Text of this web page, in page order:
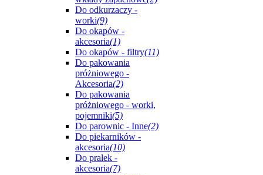
Do odkurzaczy -
worki(9)
Do okapów -
akcesoria(1)
Do okapów - filtry(11)
Do pakowania
próżniowego -
Akcesoria(2)
Do pakowania
próżniowego - worki,
pojemniki(5)
Do parownic - Inne(2)
Do piekarników -
akcesoria(10)
Do pralek -
akcesoria(7)